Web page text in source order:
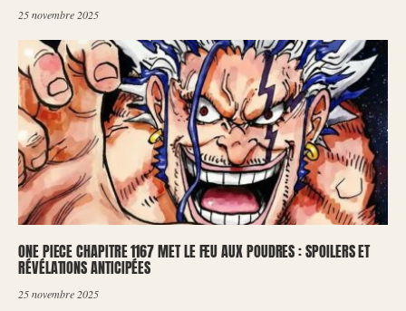
25 novembre 2025
ONE PIECE CHAPITRE 1167 MET LE FEU AUX POUDRES : SPOILERS ET
RÉVÉLATIONS ANTICIPÉES
25 novembre 2025